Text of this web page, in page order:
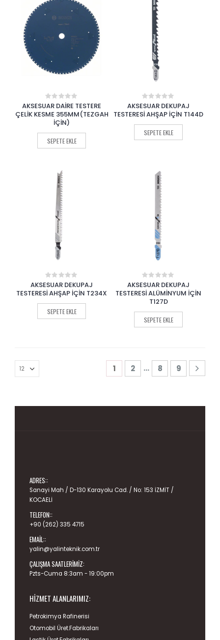
0
out
of
AKSESUAR DAİRE TESTERE
ÇELİK KESME 355MM(TEZGAH
İÇİN)
SEPETE EKLE
0
out
of
5
AKSESUAR DEKUPAJ
TESTERESİ AHŞAP İÇİN T144D
SEPETE EKLE
0
out
of
5
AKSESUAR DEKUPAJ
TESTERESİ AHŞAP İÇİN T234X
SEPETE EKLE
0
out
of
AKSESUAR DEKUPAJ
TESTERESİ ALÜMİNYUM İÇİN
T127D
SEPETE EKLE
1 2 … 8 9
ADRES::
Sanayi Mah / D-130 Karayolu Cad. / No: 153 İZMİT /
KOCAELİ
TELEFON::
+90 (262) 335 4715
EMAIL::
yalin@yalinteknik.com.tr
ÇALIŞMA SAATLERIMIZ:
Pzts-Cuma 8:3am - 19:00pm
HIZMET ALANLARIMIZ:
Petrokimya Rafinerisi
Otomobil Üret.Fabrikaları